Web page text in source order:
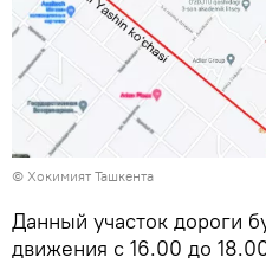
© Хокимият Ташкента
Данный участок дороги
движения с 16.00 до